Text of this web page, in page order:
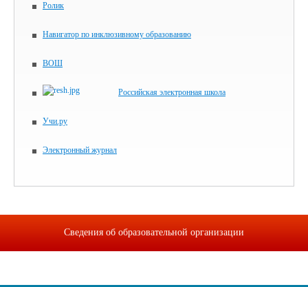
Ролик
Навигатор по инклюзивному образованию
ВОШ
Российская электронная школа
Учи.ру
Электронный журнал
Сведения об образовательной организации